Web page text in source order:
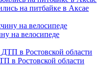
на питбайке в Аксае
на велосипеде
в Ростовской области